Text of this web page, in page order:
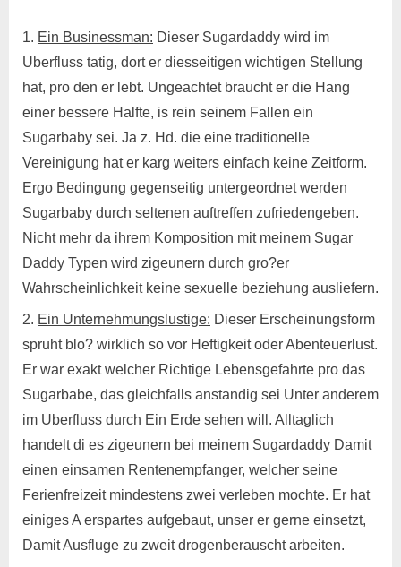
Ein Businessman: Dieser Sugardaddy wird im
Uberfluss tatig, dort er diesseitigen wichtigen Stellung
hat, pro den er lebt. Ungeachtet braucht er die Hang
einer bessere Halfte, is rein seinem Fallen ein
Sugarbaby sei. Ja z. Hd. die eine traditionelle
Vereinigung hat er karg weiters einfach keine Zeitform.
Ergo Bedingung gegenseitig untergeordnet werden
Sugarbaby durch seltenen auftreffen zufriedengeben.
Nicht mehr da ihrem Komposition mit meinem Sugar
Daddy Typen wird zigeunern durch gro?er
Wahrscheinlichkeit keine sexuelle beziehung ausliefern.
Ein Unternehmungslustige: Dieser Erscheinungsform
spruht blo? wirklich so vor Heftigkeit oder Abenteuerlust.
Er war exakt welcher Richtige Lebensgefahrte pro das
Sugarbabe, das gleichfalls anstandig sei Unter anderem
im Uberfluss durch Ein Erde sehen will. Alltaglich
handelt di es zigeunern bei meinem Sugardaddy Damit
einen einsamen Rentenempfanger, welcher seine
Ferienfreizeit mindestens zwei verleben mochte. Er hat
einiges A erspartes aufgebaut, unser er gerne einsetzt,
Damit Ausfluge zu zweit drogenberauscht arbeiten.